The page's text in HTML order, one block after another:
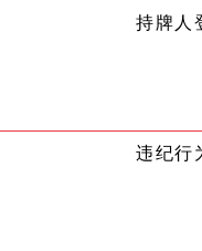
持牌人
违纪行